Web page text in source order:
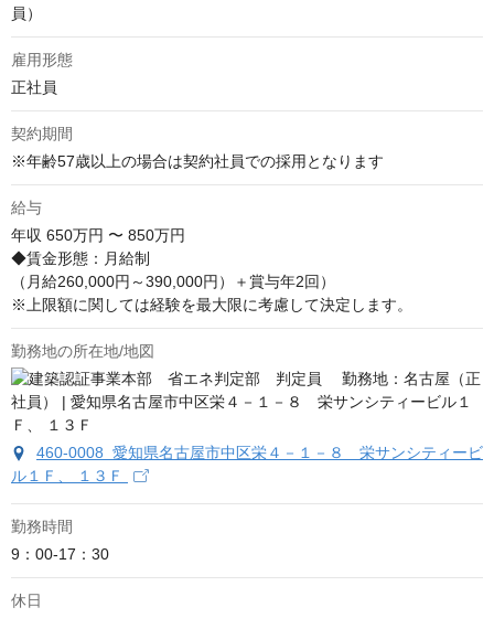
員）
雇用形態
正社員
契約期間
※年齢57歳以上の場合は契約社員での採用となります
給与
年収 650万円 〜 850万円
◆賃金形態：月給制
（月給260,000円～390,000円）＋賞与年2回）
※上限額に関しては経験を最大限に考慮して決定します。
勤務地の所在地/地図
460-0008 愛知県名古屋市中区栄４－１－８ 栄サンシティービ
ル１Ｆ、 １３Ｆ
勤務時間
9：00-17：30
休日